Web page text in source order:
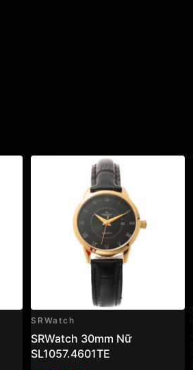
SRWatch
SRWatch 30mm Nữ
SL1057.4601TE